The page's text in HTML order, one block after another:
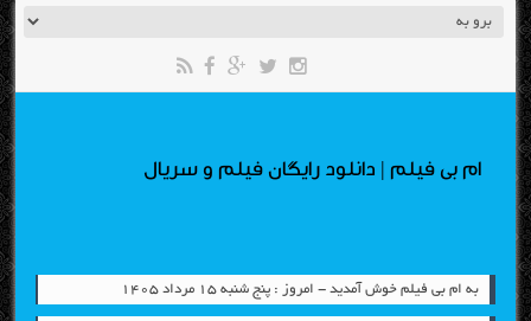
ام بی فیلم | دانلود رایگان فیلم و سریال
به ام بی فیلم خوش آمدید - امروز : پنج شنبه ۱۵ مرداد ۱۴۰۵